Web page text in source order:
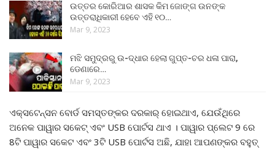
ଉତ୍ତର କୋରିଆର ଶାସକ କିମ ଜୋଙ୍ଗ ଉନଙ୍କ
ଉତ୍ତରାଧିକାରୀ ହେବେ ଏହି ୧୦…
Mar 9, 2023
ମଝି ସମୁଦ୍ରରୁ ଉ-ଦ୍ଧାର ହେଲା ଗୁପ୍ତ-ଚର ଧଳା ପାରା,
ଡେଣାରେ…
Mar 9, 2023
ଏକ୍ସଟେନ୍ସନ ବୋର୍ଡ ସମସ୍ତଙ୍କର ଦରକାର୍ ହୋଇଥାଏ, ଯେଉଁଥିରେ
ଅନେକ ପାୱାର ସକେଟ୍ ଏବଂ USB ପୋର୍ଟସ ଥାଏ । ପାୱାର ପ୍ଲେଟ 9 ରେ
8ଟି ପାୱାର ସକେଟ ଏବଂ 3ଟି USB ପୋର୍ଟସ ଅଛି, ଯାହା ଆପଣଙ୍କର ବହୁତ୍